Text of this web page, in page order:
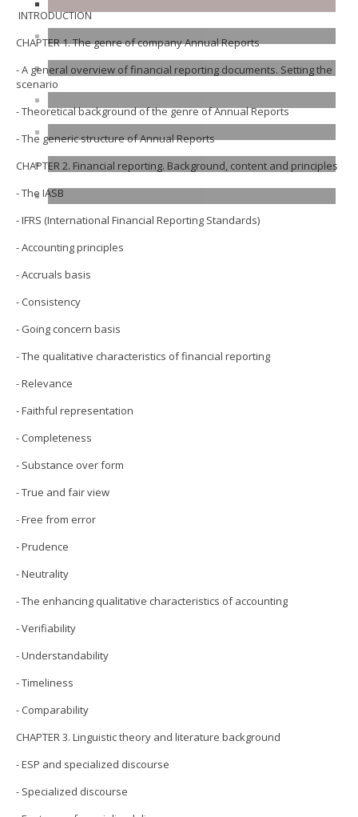
INTRODUCTION
CHAPTER 1. The genre of company Annual Reports
- A general overview of financial reporting documents. Setting the
scenario
- Theoretical background of the genre of Annual Reports
- The generic structure of Annual Reports
CHAPTER 2. Financial reporting. Background, content and principles
- The IASB
- IFRS (International Financial Reporting Standards)
- Accounting principles
- Accruals basis
- Consistency
- Going concern basis
- The qualitative characteristics of financial reporting
- Relevance
- Faithful representation
- Completeness
- Substance over form
- True and fair view
- Free from error
- Prudence
- Neutrality
- The enhancing qualitative characteristics of accounting
- Verifiability
- Understandability
- Timeliness
- Comparability
CHAPTER 3. Linguistic theory and literature background
- ESP and specialized discourse
- Specialized discourse